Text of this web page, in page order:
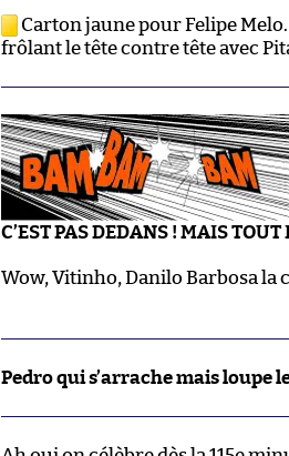
Carton jaune pour Felipe
frôlant le tête contre tête avec
C’EST PAS DEDANS ! MAIS TOUT
Wow, Vitinho, Danilo Barbosa la
Pedro qui s’arrache mais loupe